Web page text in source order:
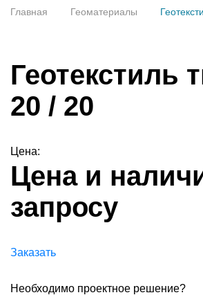
Главная Геоматериалы
Геотекстиль
20 / 20
Цена:
Цена и
запросу
Заказать
Необходимо проектное решение?